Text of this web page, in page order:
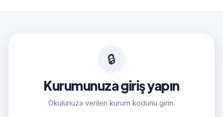
🔒
Kurumunuza giriş yapın
Okulunuza verilen kurum kodunu girin.